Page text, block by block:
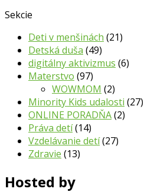
Sekcie
Deti v menšinách (21)
Detská duša (49)
digitálny aktivizmus (6)
Materstvo (97)
WOWMOM (2)
Minority Kids udalosti (27)
ONLINE PORADŇA(2)
Práva detí(14)
Vzdelávanie detí(27)
Zdravie (13)
Hosted by